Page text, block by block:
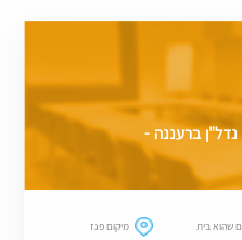
ברעננה -
שהוא בית מיקום פגז